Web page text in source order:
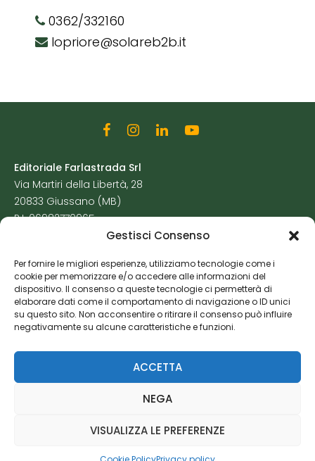
Gestisci Consenso
Per fornire le migliori esperienze, utilizziamo tecnologie come i
cookie per memorizzare e/o accedere alle informazioni del
dispositivo. Il consenso a queste tecnologie ci permetterà di
elaborare dati come il comportamento di navigazione o ID unici
su questo sito. Non acconsentire o ritirare il consenso può influire
negativamente su alcune caratteristiche e funzioni.
ACCETTA
NEGA
VISUALIZZA LE PREFERENZE
0362/332160
lopriore@solareb2b.it
Editoriale Farlastrada Srl
Via Martiri della Libertà, 28
20833 Giussano (MB)
P.I. 06982770965
Cookie Policy
Risorse Aggiuntive